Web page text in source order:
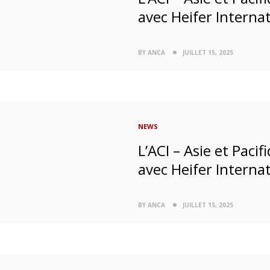
avec Heifer
BY ANCA JUILLET 15, 2025
NEWS
L’ACI – Asie et
avec Heifer
BY ANCA JUILLET 15, 2025